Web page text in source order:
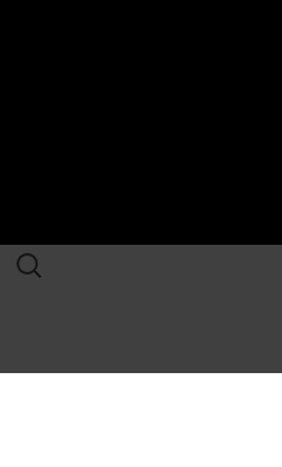
Suchen